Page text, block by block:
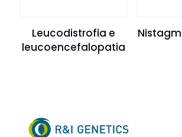
Leucodistrofia e
leucoencefalopatia